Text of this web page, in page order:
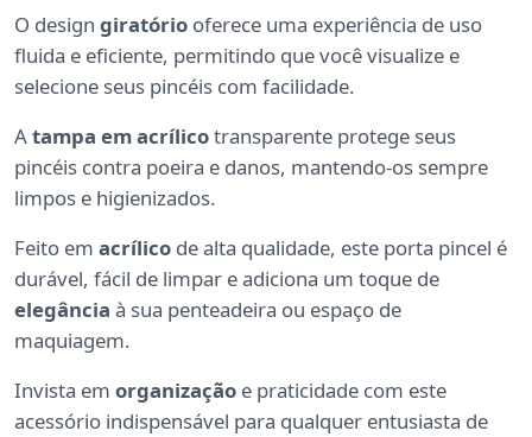
O design giratório oferece uma experiência de uso
fluida e eficiente, permitindo que você visualize e
selecione seus pincéis com facilidade.
Atampa em acrílicotransparente protege seus
pincéis contra poeira e danos, mantendo-os sempre
limpos e higienizados.
Feito em acrílico de alta qualidade, este porta pincel é
durável, fácil de limpar e adiciona um toque de
elegância à sua penteadeira ou espaço de
maquiagem.
Invista em organização e praticidade com este
acessório indispensável para qualquer entusiasta de